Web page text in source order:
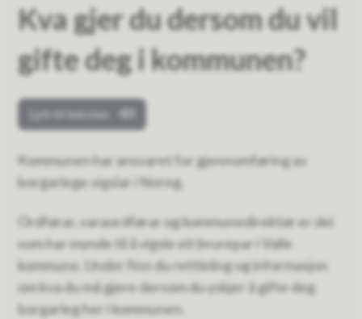
Kva gjer du dersom du vil
gifte deg i kommunen?
Lytt til teksten
Kommunen har ansvaret for gjennomføring av
borgarlege vigslar i Noreg.
Ordførar, varaordførar og kommunedirektør er dei
som har mynde til å vigsle eit brurepar i Valle
kommune. Under finn du rettleiing og informasjon
om kva du må gjere dersom du yskjer å gifte deg
borgarleg her i kommunen.